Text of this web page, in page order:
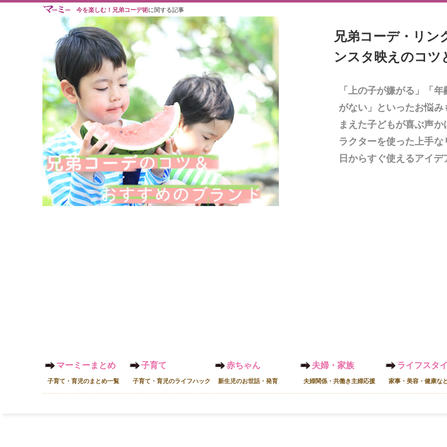
今を楽しむ！兄弟コーデ術に関する記事
兄弟コーデ・リン
ンスタ映えのコツ
「上の子が嫌がる」「
がない」といったお悩
まえた子どもが喜ぶ声
ラクターを使った上手な
日からすぐ使えるアイデ
マーミーまとめ
子育て・育児のまとめ一覧
子育て
子育て・育児のライフハック
赤ちゃん
新生児のお世話・発育
夫婦・家族
夫婦関係・共働き主婦応援
ライフスタ
家事・美容・健康な